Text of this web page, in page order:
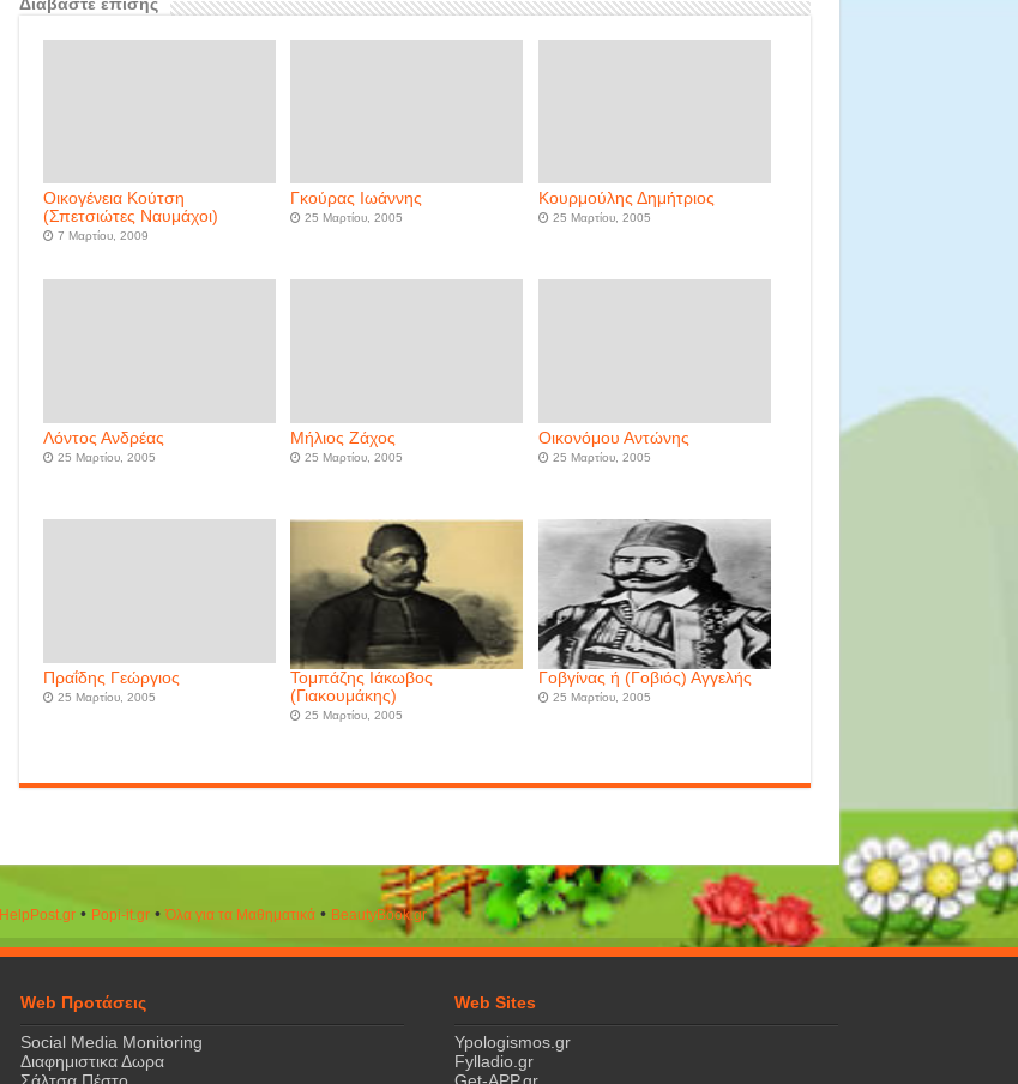
Διαβάστε επίσης
Οικογένεια Κούτση
(Σπετσιώτες Ναυμάχοι)
7 Μαρτίου, 2009
Γκούρας Ιωάννης
25 Μαρτίου, 2005
Κουρμούλης Δημήτριος
25 Μαρτίου, 2005
Λόντος Ανδρέας
25 Μαρτίου, 2005
Μήλιος Ζάχος
25 Μαρτίου, 2005
Οικονόμου Αντώνης
25 Μαρτίου, 2005
Πραΐδης Γεώργιος
25 Μαρτίου, 2005
Τομπάζης Ιάκωβος
(Γιακουμάκης)
25 Μαρτίου, 2005
Γοβγίνας ή (Γοβιός) Αγγελής
25 Μαρτίου, 2005
HelpPost.gr• Popi-it.gr•Όλα για τα Μαθηματικά• ΒeautyΒook.gr
Web Προτάσεις
Social Media Monitoring
Διαφημιστικα Δωρα
Web Sites
Ypologismos.gr
Fylladio.gr